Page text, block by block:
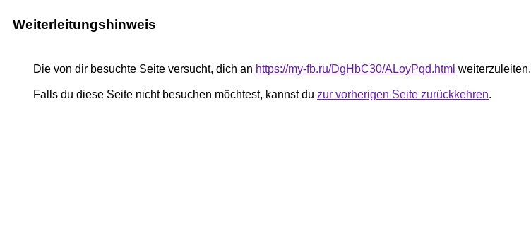
Weiterleitungshinweis
Die von dir besuchte Seite versucht, dich an https://my-fb.ru/DgHbC30/ALoyPqd.html weiterzuleiten.
Falls du diese Seite nicht besuchen möchtest, kannst du zur vorherigen Seite zurückkehren.